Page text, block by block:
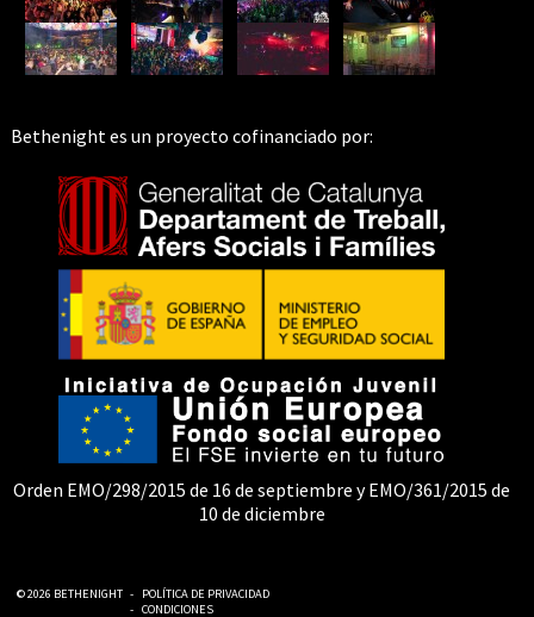
Bethenight es un proyecto cofinanciado por:
Orden EMO/298/2015 de 16 de septiembre y EMO/361/2015 de
10 de diciembre
© 2026 BETHENIGHT -
POLÍTICA DE PRIVACIDAD
- CONDICIONES